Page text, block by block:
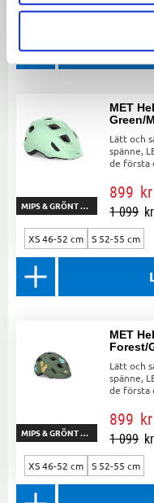
XS 46-52 cm S 52-55 cm
MET
Green/
Lätt och
spänne,
de första
899 kr
1 099 kr
MIPS & GRÖNT SPÄNNE
XS 46-52 cm S 52-55 cm
MET
Forest/
Lätt och
spänne,
de första
899 kr
1 099 kr
MIPS & GRÖNT SPÄNNE
XS 46-52 cm S 52-55 cm